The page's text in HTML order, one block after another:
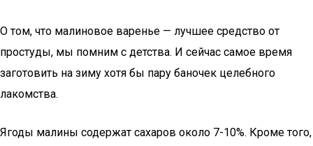
О том, что малиновое варенье — лучшее средство от
простуды, мы помним с детства. И сейчас самое время
заготовить на зиму хотя бы пару баночек целебного
лакомства.
Ягоды малины содержат сахаров около 7-10%. Кроме того,